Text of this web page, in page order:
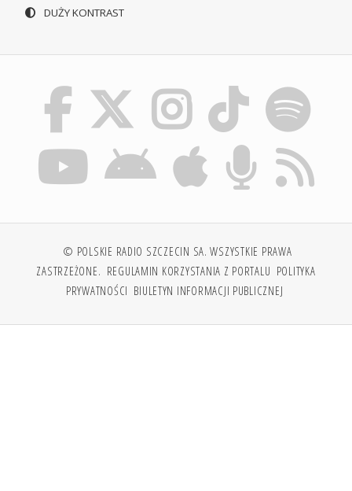
DUŻY KONTRAST
© POLSKIE RADIO SZCZECIN SA. WSZYSTKIE PRAWA
ZASTRZEŻONE. REGULAMIN KORZYSTANIA Z PORTALU POLITYKA
PRYWATNOŚCI BIULETYN INFORMACJI PUBLICZNEJ